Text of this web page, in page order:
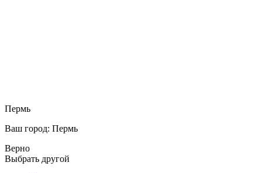
Пермь
Ваш город: Пермь
Верно
Выбрать другой